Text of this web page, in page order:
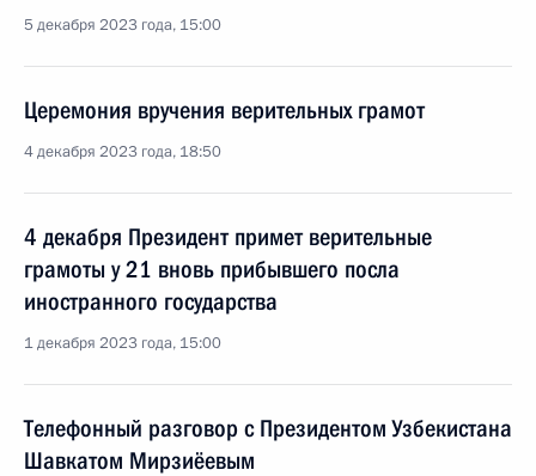
5 декабря 2023 года, 15:00
Церемония вручения верительных грамот
4 декабря 2023 года, 18:50
4 декабря Президент примет верительные
грамоты у 21 вновь прибывшего посла
иностранного государства
1 декабря 2023 года, 15:00
Телефонный разговор с Президентом Узбекистана
Шавкатом Мирзиёевым